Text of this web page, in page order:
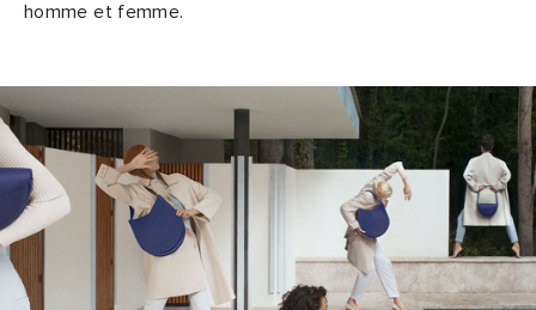
homme et femme.